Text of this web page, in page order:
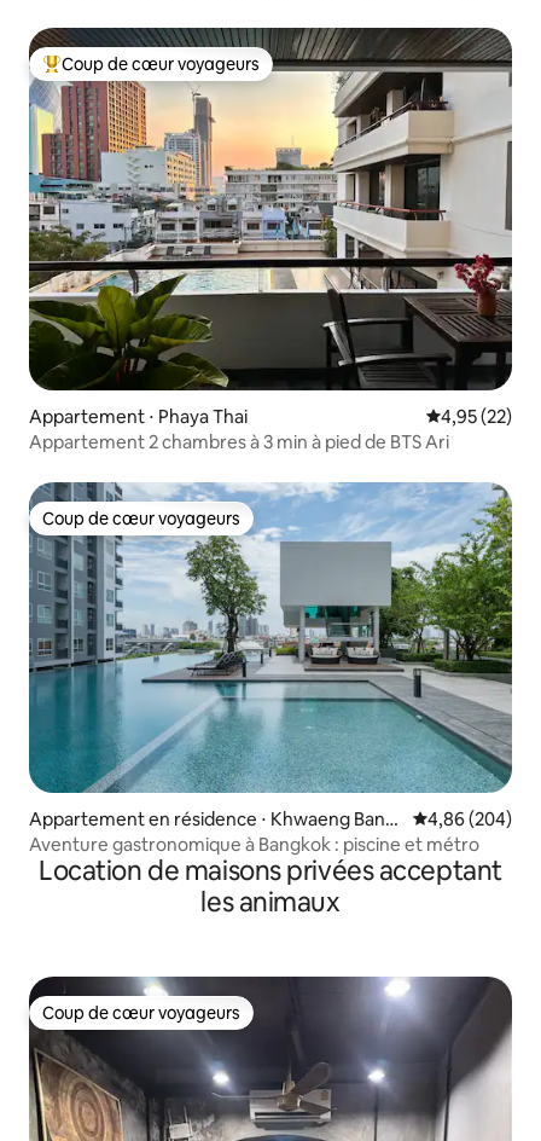
Coups de cœur voyageurs les plus appréciés
Coup de cœur voyageurs
Appartement ⋅ Phaya Thai Évaluation
4,95 (22)
Appartement 2 chambres à 3 min à pied de BTS Ari
Coup de cœur voyageurs
Coup de cœur voyageurs
Appartement en résidence ⋅ Khwaeng Bang
Kho, Khet Chom Thong,
Évaluation
4,86 (204)
Aventure gastronomique à Bangkok : piscine et métro
Location de maisons privées acceptant
les animaux
Coup de cœur voyageurs
Coup de cœur voyageurs